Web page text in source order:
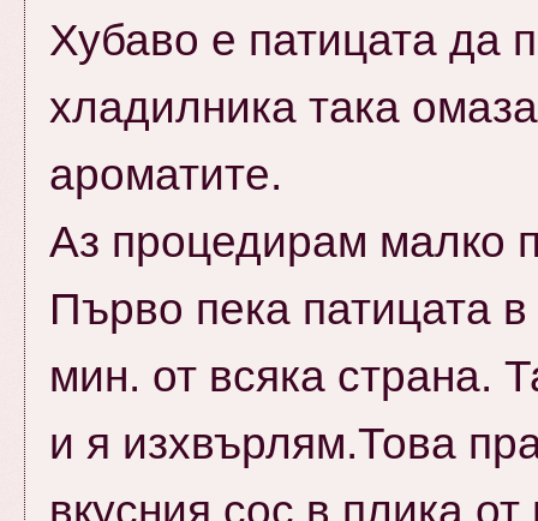
Хубаво е патицата да
хладилника така
ароматите.
Аз процедирам малко
Първо пека патицата
мин. от всяка страна.
и я изхвърлям.Това